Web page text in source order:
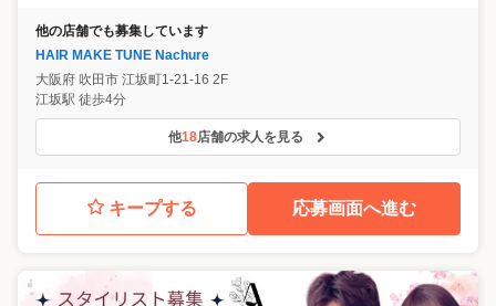
他の店舗でも募集しています
HAIR MAKE TUNE Nachure
大阪府 吹田市 江坂町1-21-16 2F
江坂駅 徒歩4分
他18店舗の求人を見る
キープする 応募画面へ進む